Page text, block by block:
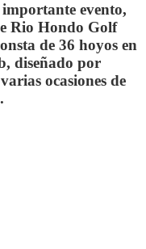
evento,
Rio Hondo Golf
de 36 hoyos en
, diseñado por
ocasiones de
.